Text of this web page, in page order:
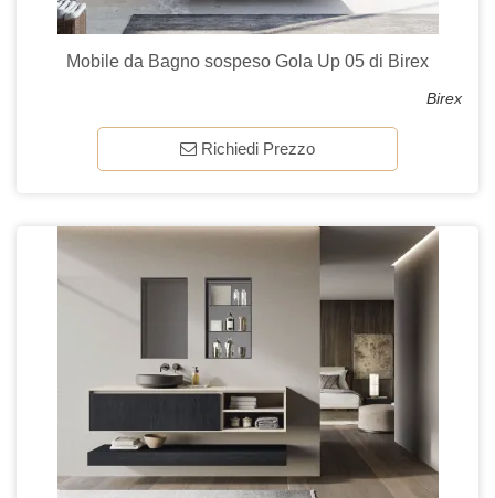
Mobile da Bagno sospeso Gola Up 05 di Birex
Birex
Richiedi Prezzo